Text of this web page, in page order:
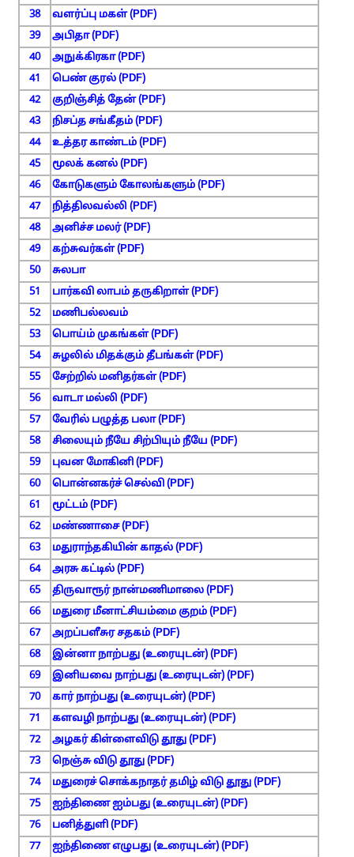
38
வளர்ப்பு மகள் (PDF)
39
அபிதா (PDF)
40
அநுக்கிரகா (PDF)
41
பெண் குரல் (PDF)
42
குறிஞ்சித் தேன் (PDF)
43
நிசப்த சங்கீதம் (PDF)
44
உத்தர காண்டம் (PDF)
45
மூலக் கனல் (PDF)
46
கோடுகளும் கோலங்களும் (PDF)
47
நித்திலவல்லி (PDF)
48
அனிச்ச மலர் (PDF)
49
கற்சுவர்கள் (PDF)
50
சுலபா
51
பார்கவி லாபம் தருகிறாள் (PDF)
52
மணிபல்லவம்
53
பொய்ம் முகங்கள் (PDF)
54
சுழலில் மிதக்கும் தீபங்கள் (PDF)
55
சேற்றில் மனிதர்கள் (PDF)
56
வாடா மல்லி (PDF)
57
வேரில் பழுத்த பலா (PDF)
58
சிலையும் நீயே சிற்பியும் நீயே (PDF)
59
புவன மோகினி (PDF)
60
பொன்னகர்ச் செல்வி (PDF)
61
மூட்டம் (PDF)
62
மண்ணாசை (PDF)
63
மதுராந்தகியின் காதல் (PDF)
64
அரசு கட்டில் (PDF)
65
திருவாரூர் நான்மணிமாலை (PDF)
66
மதுரை மீனாட்சியம்மை குறம் (PDF)
67
அறப்பளீசுர சதகம் (PDF)
68
இன்னா நாற்பது (உரையுடன்) (PDF)
69
இனியவை நாற்பது (உரையுடன்) (PDF)
70
கார் நாற்பது (உரையுடன்) (PDF)
71
களவழி நாற்பது (உரையுடன்) (PDF)
72
அழகர் கிள்ளைவிடு தூது (PDF)
73
நெஞ்சு விடு தூது (PDF)
74
மதுரைச் சொக்கநாதர் தமிழ் விடு தூது (PDF)
75
ஐந்திணை ஐம்பது (உரையுடன்) (PDF)
76
பனித்துளி (PDF)
77
ஐந்திணை எழுபது (உரையுடன்) (PDF)